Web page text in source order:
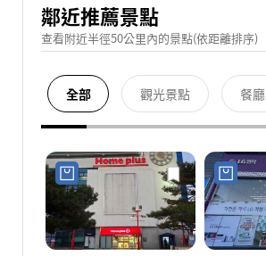
鄰近推薦景點
查看附近半徑50公里內的景點(依距離排序)
全部 觀光景點 餐廳